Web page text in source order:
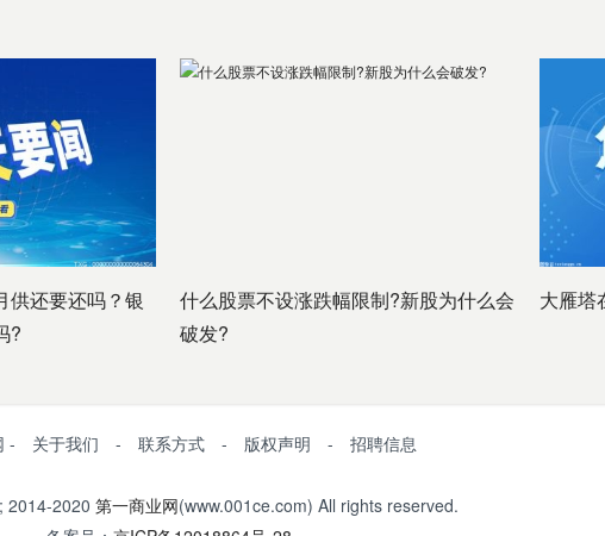
供还要还吗？银
?
什么股票不设涨跌幅限制?新股为什么会
破发?
大雁塔
- 关于我们 - 联系方式 - 版权声明 - 招聘信息
2014-2020 第一商业网(www.001ce.com) All rights reserved.